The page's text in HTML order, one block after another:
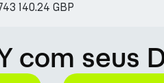
140.24 GBP
com seus